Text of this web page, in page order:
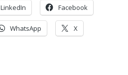
LinkedIn Facebook
WhatsApp X